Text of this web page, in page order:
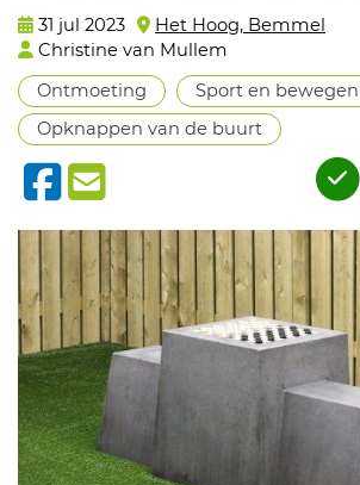
31 jul 2023
Het Hoog, Bemmel
Christine van Mullem
Ontmoeting
Sport en bewegen
Opknappen van de buurt